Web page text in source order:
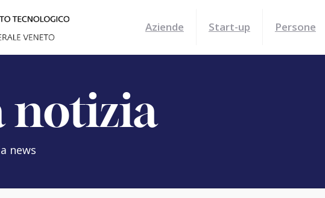
Aziende Start-up Persone
notizia
news